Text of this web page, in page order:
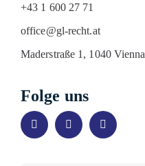
+43 1 600 27 71
office@gl-recht.at
Maderstraße 1, 1040 Vienna
Folge uns